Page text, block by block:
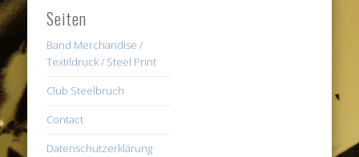
Seiten
Band Merchandise /
Textildruck / Steel Print
Club Steelbruch
Contact
Datenschutzerklärung